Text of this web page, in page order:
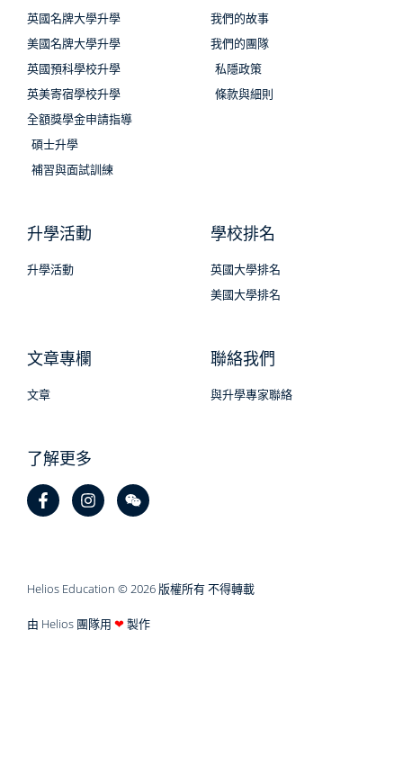
英國名牌大學升學
美國名牌大學升學
英國預科學校升學
英美寄宿學校升學
全額獎學金申請指導
碩士升學
補習與面試訓練
我們的故事
我們的團隊
私隱政策
條款與細則
升學活動
升學活動
學校排名
英國大學排名
美國大學排名
文章專欄
文章
聯絡我們
與升學專家聯絡
了解更多
Helios Education © 2026 版權所有 不得轉載
由 Helios 團隊用 ❤製作